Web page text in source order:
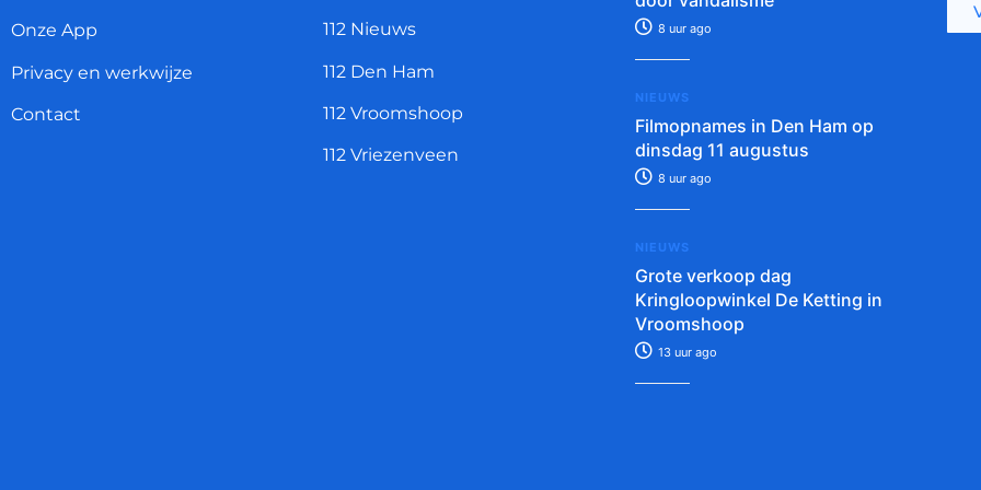
Onze App
Privacy en werkwijze
Contact
112 Nieuws
112 Den Ham
112 Vroomshoop
112 Vriezenveen
8 uur ago
NIEUWS
Filmopnames in Den Ham op
dinsdag 11 augustus
8 uur ago
NIEUWS
Grote verkoop dag
Kringloopwinkel De Ketting in
Vroomshoop
13 uur ago